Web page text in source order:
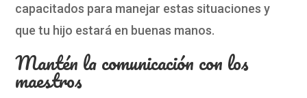
capacitados para manejar estas situaciones y
que tu hijo estará en buenas manos.
Mantén la comunicación con los
maestros